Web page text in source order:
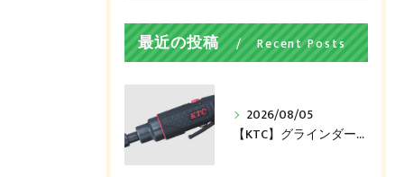
最近の投稿 Recent Posts
2026/08/05
【KTC】グラインダー（JAP510）買い取ります！